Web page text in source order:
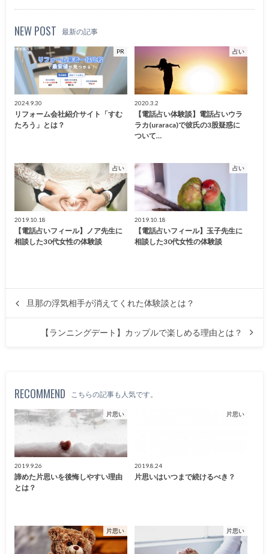
NEW POST 最新の記事
PR
2024.9.30
リフォーム会社紹介サイト「すむ
たろう」とは？
占い
2020.3.2
【電話占い体験談】電話占いウラ
ラカ(uraraca)で彼氏の3股疑惑に
ついて…
占い
2019.10.18
【電話占いフィール】ノア先生に
相談した30代女性の体験談
占い
2019.10.18
【電話占いフィール】玉子先生に
相談した30代女性の体験談
旦那の浮気相手が消えてくれた体験談とは？
【ランニングデート】カップルで楽しめる理由とは？
RECOMMEND こちらの記事も人気です。
片思い
2019.9.26
諦めた片思いを後悔しやすい理由
とは？
片思い
2019.8.24
片思いはいつまで続けるべき？
片思い 片思い